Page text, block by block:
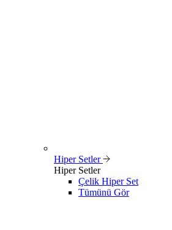
Hiper Setler
Hiper Setler
Çelik Hiper Set
Tümünü Gör